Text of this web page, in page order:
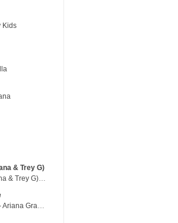
Kids
& Trey G)
War Games (feat. Easy Lantana & Trey G) - Trub
hate that i made you love me - Ariana Grande